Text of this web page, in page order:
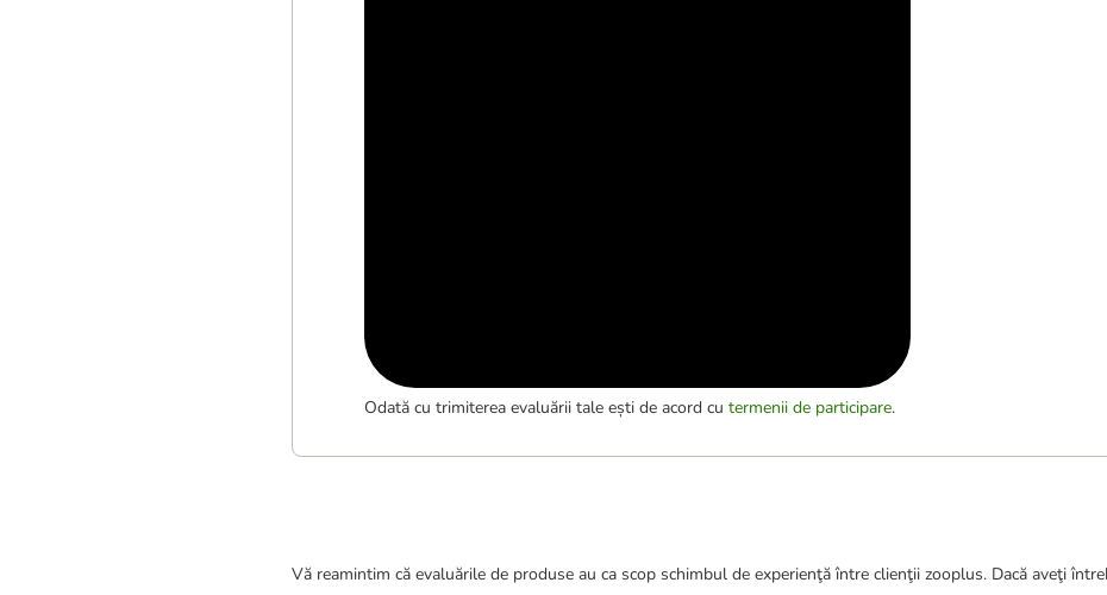
Odată cu trimiterea evaluării tale ești de acord cu termenii de participare.
Vă reamintim că evaluările de produse au ca scop schimbul de experienţă între clienţii zooplus. Dacă aveţi